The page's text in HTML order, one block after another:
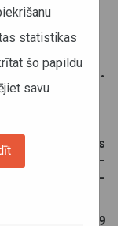
no 1.
vairākos trīs
- Ventspils–
nr. 6079
statistikas
šo papildu
savu